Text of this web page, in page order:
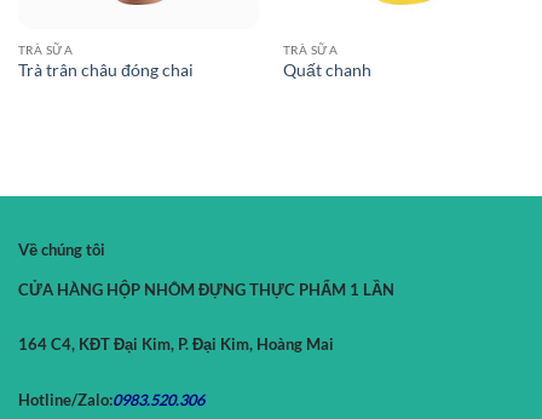
TRÀ SỮA
Trà trân châu đóng chai
TRÀ SỮA
Quất chanh
Về chúng tôi
CỬA HÀNG HỘP NHÔM ĐỰNG THỰC PHẨM 1 LẦN
164 C4, KĐT Đại Kim, P. Đại Kim, Hoàng Mai
Hotline/Zalo:0983.520.306